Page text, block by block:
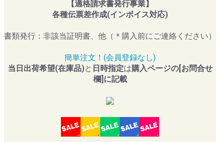
【適格請求書発行事業】
各種伝票差作成(インボイス対応)
書類発行：非該当証明書、他（＊購入前にご連絡ください）
簡単注文！(会員登録なし)
当日出荷希望(在庫品)と 日時指定は購入ページの[お問合せ
欄]に記載